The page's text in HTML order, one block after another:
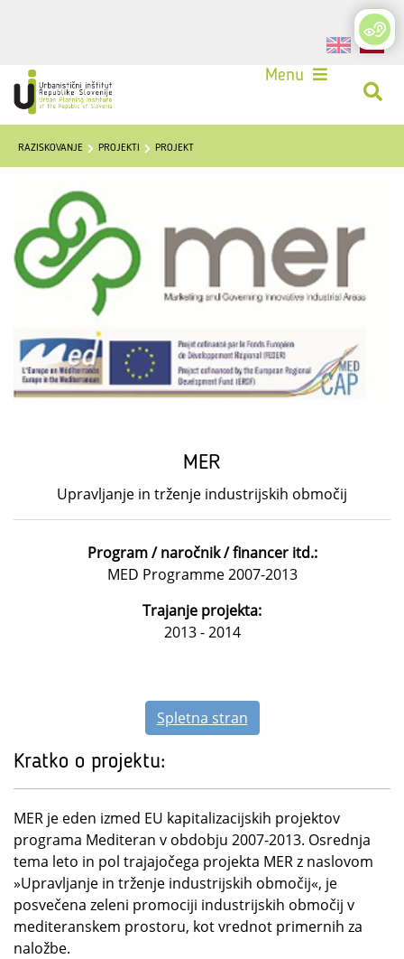
Login
Menu
RAZISKOVANJE PROJEKTI PROJEKT
MER
Upravljanje in trženje industrijskih območij
Program / naročnik / financer itd.:
MED Programme 2007-2013
Trajanje projekta:
2013 - 2014
Spletna stran
Kratko o projektu:
MER je eden izmed EU kapitalizacijskih projektov
programa Mediteran v obdobju 2007-2013. Osrednja
tema leto in pol trajajočega projekta MER z naslovom
»Upravljanje in trženje industrijskih območij«, je
posvečena zeleni promociji industrijskih območij v
mediteranskem prostoru, kot vrednot primernih za
naložbe.